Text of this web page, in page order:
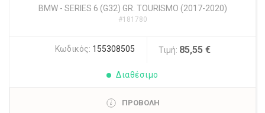
BMW- SERIES 6 (G32) GR. TOURISMO (2017-2020)
#181780
Κωδικός: 155308505 Τιμή: 85,55 €
Διαθέσιμο
ΠΡΟΒΟΛΗ